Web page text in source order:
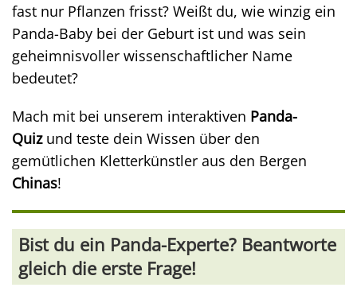
fast nur Pflanzen frisst? Weißt du, wie winzig ein
Panda-Baby bei der Geburt ist und was sein
geheimnisvoller wissenschaftlicher Name
bedeutet?
Mach mit bei unserem interaktiven Panda-
Quizund teste dein Wissen über den
gemütlichen Kletterkünstler aus den Bergen
Chinas!
Bist du ein Panda-Experte? Beantworte
gleich die erste Frage!